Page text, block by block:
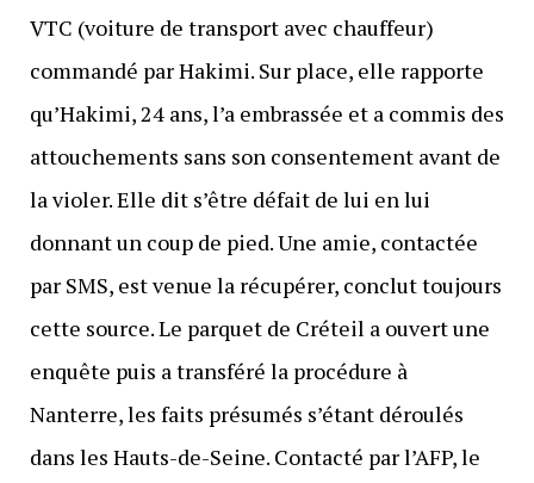
VTC (voiture de transport avec chauffeur)
commandé par Hakimi. Sur place, elle rapporte
qu’Hakimi, 24 ans, l’a embrassée et a commis des
attouchements sans son consentement avant de
la violer. Elle dit s’être défait de lui en lui
donnant un coup de pied. Une amie, contactée
par SMS, est venue la récupérer, conclut toujours
cette source. Le parquet de Créteil a ouvert une
enquête puis a transféré la procédure à
Nanterre, les faits présumés s’étant déroulés
dans les Hauts-de-Seine. Contacté par l’AFP, le